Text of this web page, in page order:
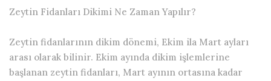
Zeytin Fidanları Dikimi Ne Zaman Yapılır?
Zeytin fidanlarının dikim dönemi, Ekim ila Mart ayları
arası olarak bilinir. Ekim ayında dikim işlemlerine
başlanan zeytin fidanları, Mart ayının ortasına kadar